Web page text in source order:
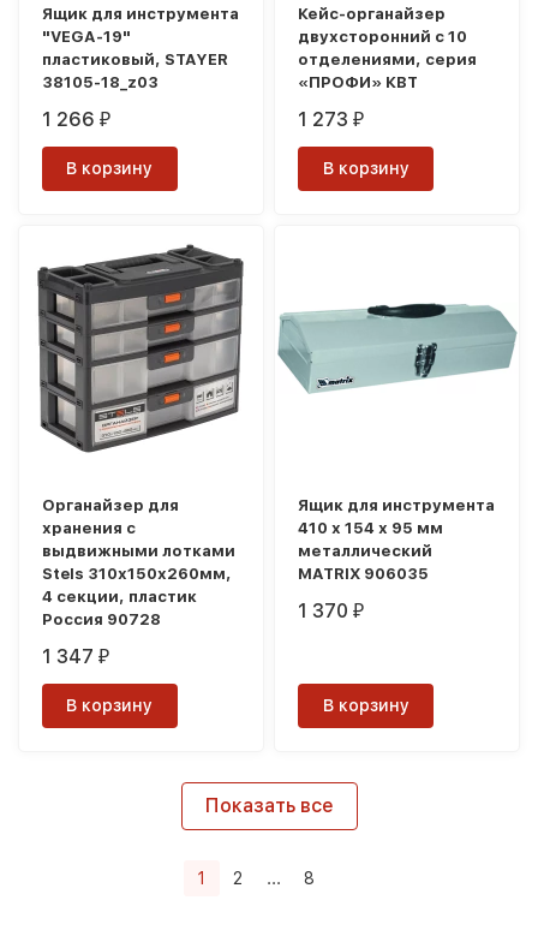
Ящик для инструмента
"VEGA-19"
пластиковый, STAYER
38105-18_z03
1 266₽
В корзину
Кейс-органайзер
двухсторонний с 10
отделениями, серия
«ПРОФИ» КВТ
1 273₽
В корзину
Органайзер для
хранения с
выдвижными лотками
Stels 310х150х260мм,
4 секции, пластик
Россия 90728
1 347₽
В корзину
Ящик для инструмента
410 х 154 х 95 мм
металлический
MATRIX 906035
1 370₽
В корзину
Показать все
1 2 ... 8